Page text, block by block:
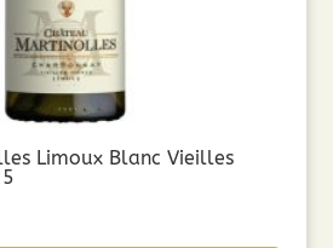
Limoux Blanc Vieilles